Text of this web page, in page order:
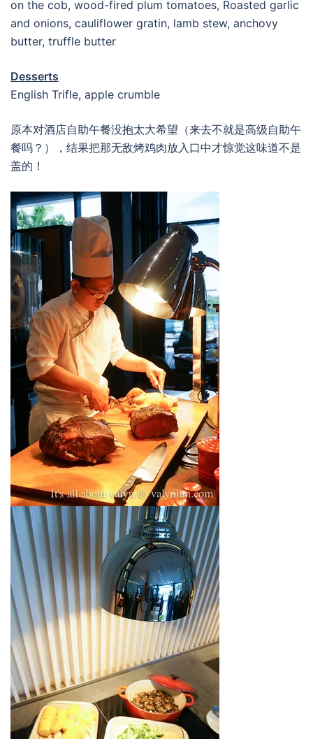
on the cob, wood-fired plum tomatoes, Roasted garlic
and onions, cauliflower gratin, lamb stew, anchovy
butter, truffle butter
Desserts
English Trifle, apple crumble
原本对酒店自助午餐没抱太大希望（来去不就是高级自助午
餐吗？），结果把那无敌烤鸡肉放入口中才惊觉这味道不是
盖的！